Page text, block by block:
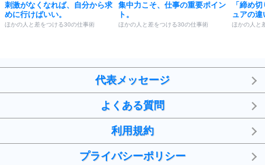
刺激がなくなれば、自分から求
めに行けばいい。
ほかの人と差をつける30の仕事術
集中力こそ、仕事の重要ポイン
ト。
ほかの人と差をつける30の仕事術
「締め
ュアの違
ほかの人と
代表メッセージ
よくある質問
利用規約
プライバシーポリシー